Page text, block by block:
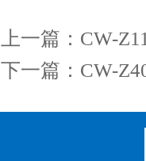
上一篇： CW-
下一篇： CW-